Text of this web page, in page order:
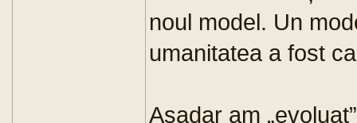
noul model. Un
umanitatea a fost
Așadar am